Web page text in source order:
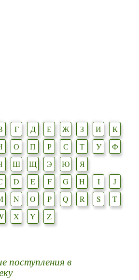
Г Д Е Ж З И
К
О П Р С Т У
Ф
Ш Щ Э Ю
Я
D E F G H I
J
N O P Q R S
T
X Y Z
поступления в